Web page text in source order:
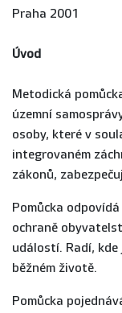
Praha 2001
Úvod
Metodická
územní
osoby, které v
integrovaném
zákonů,
Pomůcka
ochraně
událostí. Radí,
běžném životě.
Pomůcka